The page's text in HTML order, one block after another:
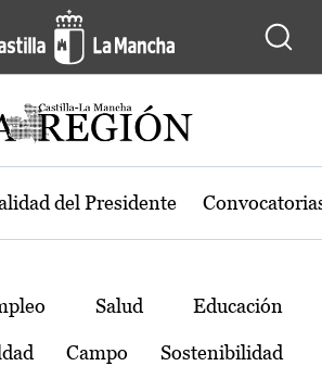
región de Castilla-La
del Presidente
Salud Educación
Campo Sostenibilidad